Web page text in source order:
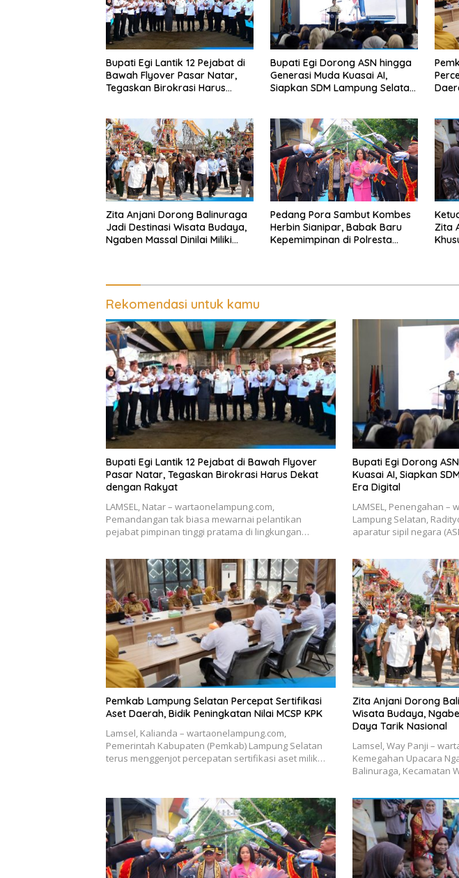
Bupati Egi Lantik 12 Pejabat di
Bawah Flyover Pasar Natar,
Tegaskan Birokrasi Harus
Bupati Egi Dorong ASN hingga
Generasi Muda Kuasai AI,
Siapkan SDM Lampung Selatan
Zita Anjani Dorong Balinuraga
Jadi Destinasi Wisata Budaya,
Ngaben Massal Dinilai Miliki
Pedang Pora Sambut Kombes
Herbin Sianipar, Babak Baru
Kepemimpinan di Polresta
Zita
Rekomendasi untuk kamu
Bupati Egi Lantik 12 Pejabat di Bawah Flyover
Pasar Natar, Tegaskan Birokrasi Harus Dekat
dengan Rakyat
LAMSEL, Natar – wartaonelampung.com,
Pemandangan tak biasa mewarnai pelantikan
pejabat pimpinan tinggi pratama di lingkungan…
Bupati Egi Dorong
Kuasai AI, Siapkan
Era Digital
LAMSEL, Penengahan –
Lampung Selatan,
aparatur sipil negara
Pemkab Lampung Selatan Percepat Sertifikasi
Aset Daerah, Bidik Peningkatan Nilai MCSP KPK
Lamsel, Kalianda – wartaonelampung.com,
Pemerintah Kabupaten (Pemkab) Lampung Selatan
terus menggenjot percepatan sertifikasi aset milik…
Zita Anjani Dorong
Wisata Budaya,
Daya Tarik Nasional
Lamsel, Way Panji –
Kemegahan Upacara
Balinuraga, Kecamatan